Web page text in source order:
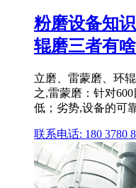
粉磨设备知
辊磨三者有
立磨、雷蒙磨、环
之,雷蒙磨：针对
低；劣势,设备的可
联系电话: 180 3780